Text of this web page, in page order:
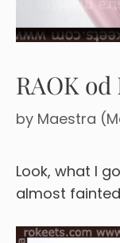
RAOK od
by Maestra
Look, what I
almost